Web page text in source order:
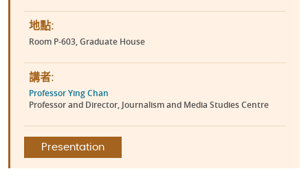
地點:
Room P-603, Graduate House
講者:
Professor Ying Chan
Professor and Director, Journalism and Media Studies Centre
Presentation